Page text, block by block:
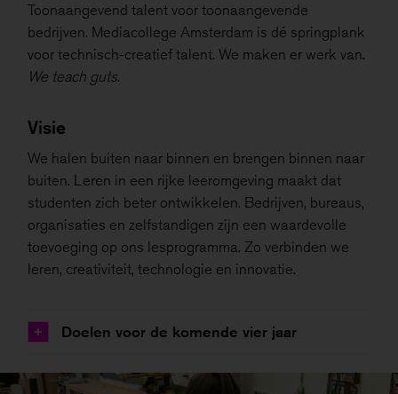
Toonaangevend talent voor toonaangevende
bedrijven. Mediacollege Amsterdam is dé springplank
voor technisch-creatief talent. We maken er werk van.
We teach guts.
Visie
We halen buiten naar binnen en brengen binnen naar
buiten. Leren in een rijke leeromgeving maakt dat
studenten zich beter ontwikkelen. Bedrijven, bureaus,
organisaties en zelfstandigen zijn een waardevolle
toevoeging op ons lesprogramma. Zo verbinden we
leren, creativiteit, technologie en innovatie.
+ Doelen voor de komende vier jaar